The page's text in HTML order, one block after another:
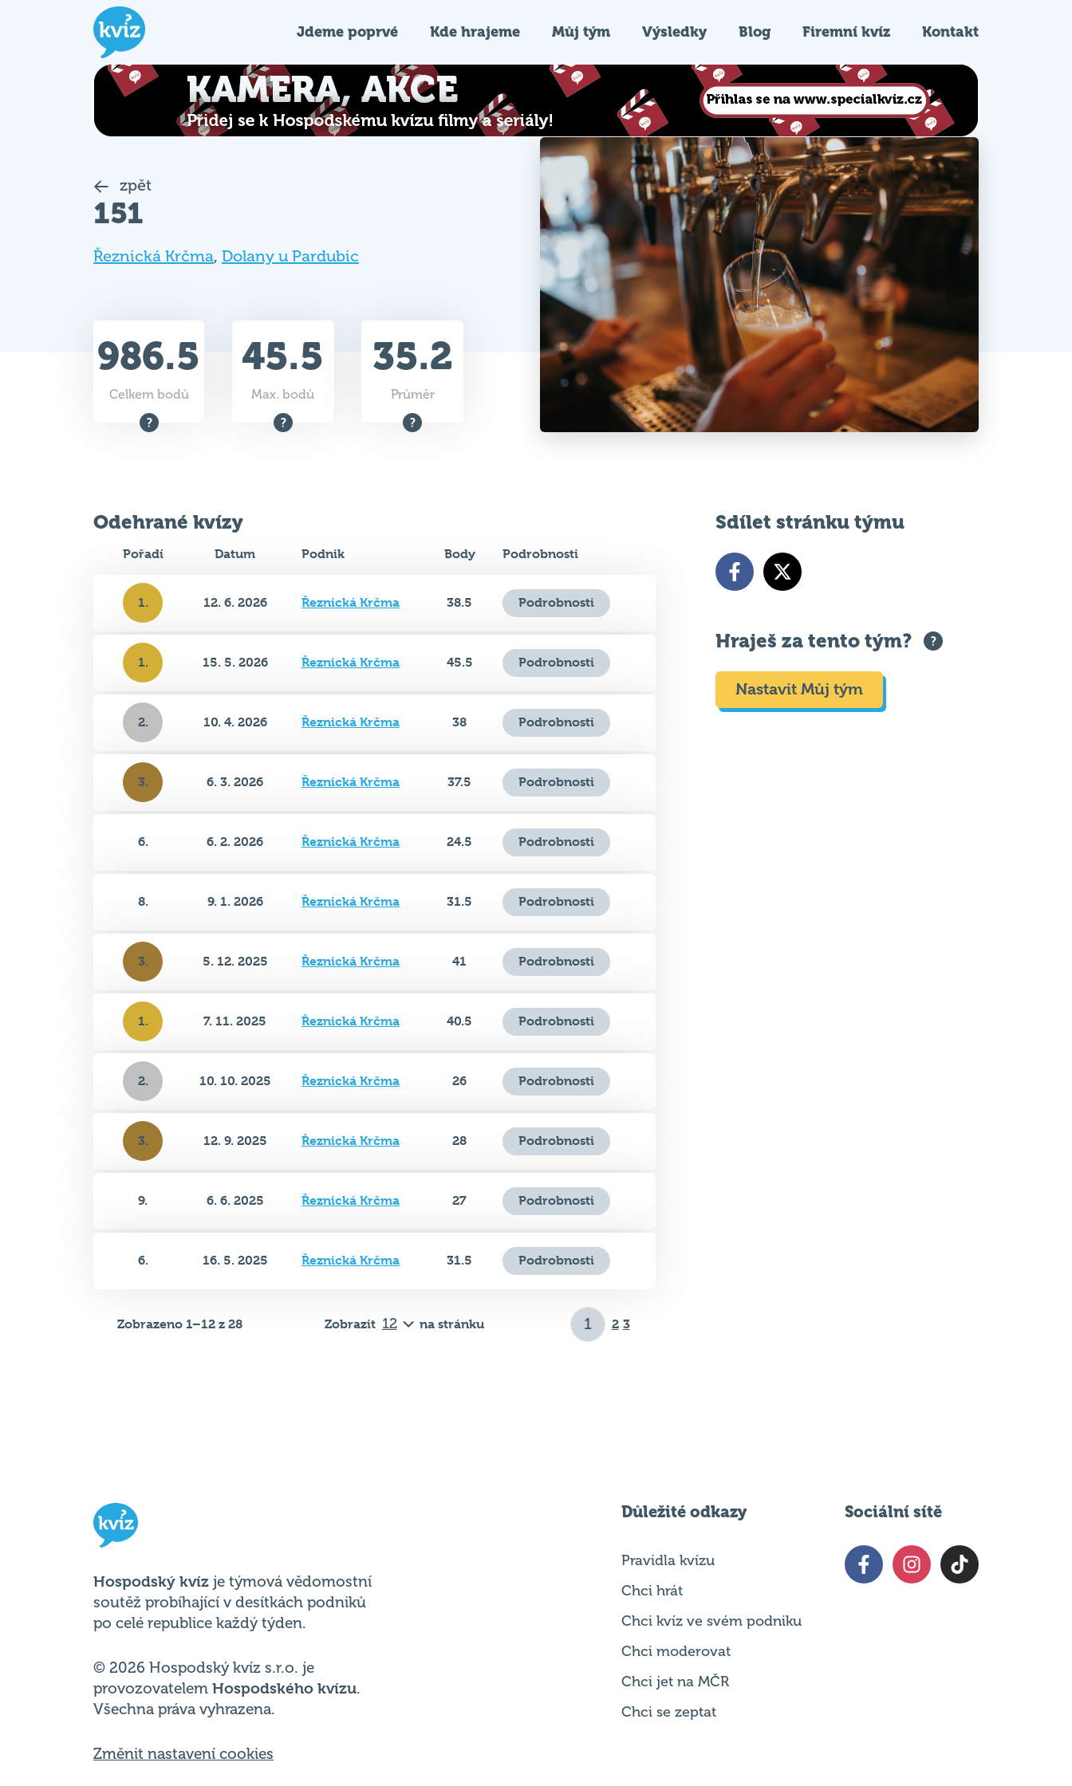
Jdeme poprvé Kde hrajeme Můj tým Výsledky Blog Firemní kvíz Kontakt
Řeznická Krčma
1. 15. 5. 2026 Řeznická Krčma 45.5 Podrobnosti
2. 10. 4. 2026 Řeznická Krčma 38 Podrobnosti
3. 6. 3. 2026 Řeznická Krčma 37.5 Podrobnosti
6. 6. 2. 2026 Řeznická Krčma 24.5 Podrobnosti
8. 9. 1. 2026 Řeznická Krčma 31.5 Podrobnosti
3. 5. 12. 2025 Řeznická Krčma 41 Podrobnosti
1. 7. 11. 2025 Řeznická Krčma 40.5 Podrobnosti
2. 10. 10. 2025 Řeznická Krčma 26 Podrobnosti
3. 12. 9. 2025 Řeznická Krčma 28 Podrobnosti
9. 6. 6. 2025 Řeznická Krčma 27 Podrobnosti
6. 16. 5. 2025 Řeznická Krčma 31.5 Podrobnosti
Zobrazeno 1–12 z 28 Zobrazit na stránku
Hraješ za tento tým?
Nastavit Můj tým
Hospodský kvíz
soutěž probíhající v desítkách podniků
© 2026 Hospodský kvíz s.r.o. je
provozovatelem Hospodského kvízu
Změnit nastavení cookies
Pravidla kvízu
Chci kvíz ve svém podniku
Chci moderovat
Chci jet na MČR
Chci se zeptat